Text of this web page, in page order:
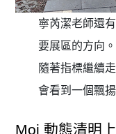
寧芮潔老師還
要展區的方向。
隨著指標繼續
會看到一個飄
Moi 動態清明